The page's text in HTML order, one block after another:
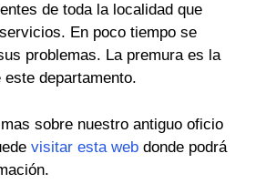
de toda la localidad que
En poco tiempo se
problemas. La premura es la
departamento.
sobre nuestro antiguo oficio
visitar esta web donde podrá